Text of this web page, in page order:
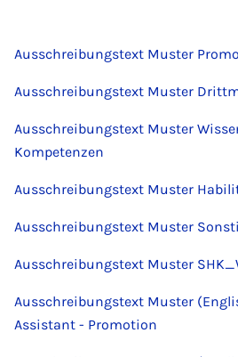
Ausschreibungstext Muster
Ausschreibungstext Muster
Ausschreibungstext Muster
Kompetenzen
Ausschreibungstext Muster
Ausschreibungstext Muster
Ausschreibungstext Muster
Ausschreibungstext Muster
Assistant - Promotion